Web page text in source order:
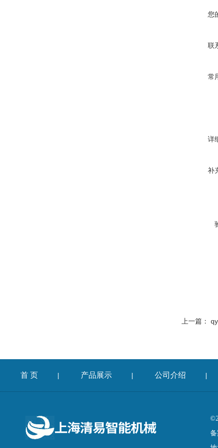
您
联
常
详
补
上一篇：
首 页 | 产品展示 | 公司介绍 |
备